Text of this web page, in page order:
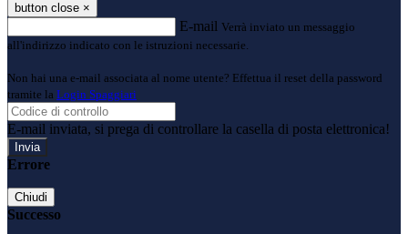
button close ×
E-mail Verrà inviato un messaggio
all'indirizzo indicato con le istruzioni necessarie.
Non hai una e-mail associata al nome utente? Effettua il reset della password
tramite la Login Spaggiari
E-mail inviata, si prega di controllare la casella di posta elettronica!
Errore
Chiudi
Successo